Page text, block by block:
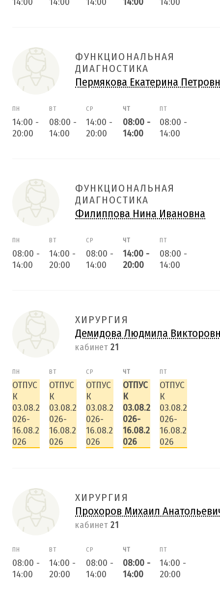
ФУНКЦИОНАЛЬНАЯ
ДИАГНОСТИКА
Пермякова Екатерина
ПН
14:00 -
20:00
ВТ
08:00 -
14:00
СР
14:00 -
20:00
ЧТ
08:00 -
14:00
ПТ
08:00 -
14:00
ФУНКЦИОНАЛЬНАЯ
ДИАГНОСТИКА
Филиппова Нина Ивановна
ПН
08:00 -
14:00
ВТ
14:00 -
20:00
СР
08:00 -
14:00
ЧТ
14:00 -
20:00
ПТ
08:00 -
14:00
ХИРУРГИЯ
Демидова Людмила
кабинет 21
ПН
ОТПУС
К
03.08.2
026-
16.08.2
026
ВТ
ОТПУС
К
03.08.2
026-
16.08.2
026
СР
ОТПУС
К
03.08.2
026-
16.08.2
026
ЧТ
ОТПУС
К
03.08.2
026-
16.08.2
026
ПТ
ОТПУС
К
03.08.2
026-
16.08.2
026
ХИРУРГИЯ
Прохоров Михаил
кабинет 21
ПН
08:00 -
14:00
ВТ
14:00 -
20:00
СР
08:00 -
14:00
ЧТ
08:00 -
14:00
ПТ
14:00 -
20:00